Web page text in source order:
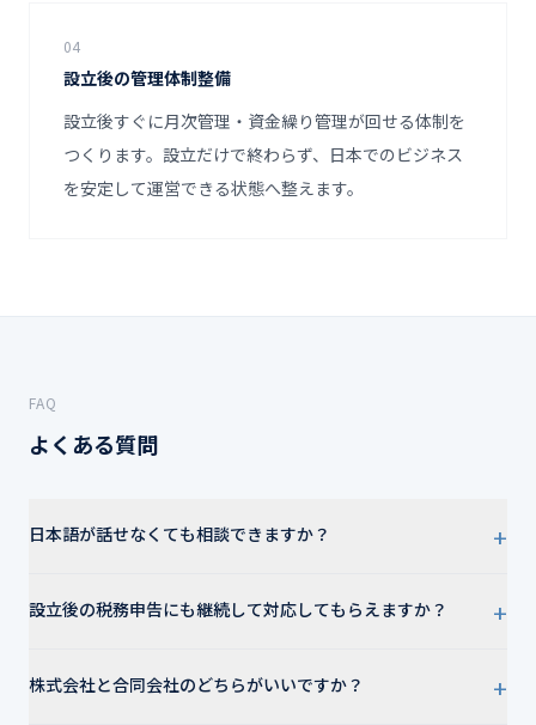
04
設立後の管理体制整備
設立後すぐに月次管理・資金繰り管理が回せる体制を
つくります。設立だけで終わらず、日本でのビジネス
を安定して運営できる状態へ整えます。
FAQ
よくある質問
日本語が話せなくても相談できますか？ +
設立後の税務申告にも継続して対応してもらえますか？ +
株式会社と合同会社のどちらがいいですか？ +